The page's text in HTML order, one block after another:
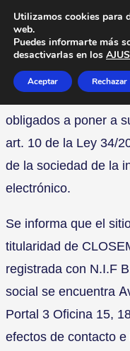
Mediante el presente
usuarios la
obligados a poner a
art. 10 de la Ley 34/
de la sociedad de la
electrónico.
Se informa que el
titularidad de
registrada con N.I.F
social se encuentra
Portal 3 Oficina 15,
efectos de contacto
Utilizamos cookies para
web.
Puedes informarte más
desactivarlas en los
Aceptar Rechazar